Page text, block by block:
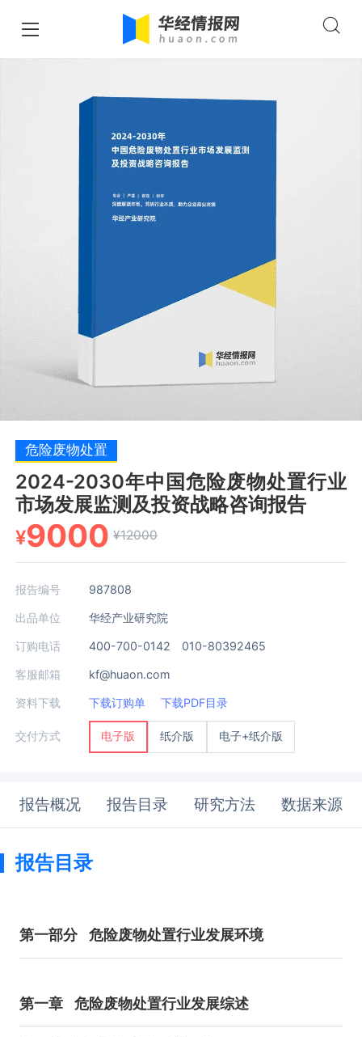
危险废物处置
2024-2030年中国危险废物处置行业
市场发展监测及投资战略咨询报告
¥9000 ¥12000
报告编号 987808
出品单位 华经产业研究院
订购电话 400-700-0142 010-80392465
客服邮箱 kf@huaon.com
资料下载 下载订购单 下载PDF目录
交付方式 电子版 纸介版 电子+纸介版
报告概况 报告目录 研究方法 数据来源
报告目录
第一部分 危险废物处置行业发展环境
第一章 危险废物处置行业发展综述